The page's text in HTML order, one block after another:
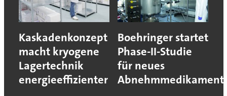
Kaskadenkonzept
macht kryogene
Lagertechnik
energieeffizienter
Boehringer startet
Phase-II-Studie
für neues
Abnehmmedikament